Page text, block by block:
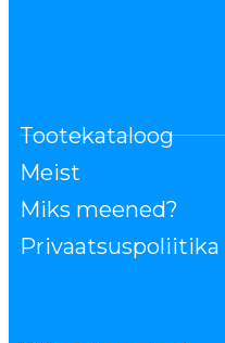
Tootekataloog
Meist
Miks meened?
Privaatsuspoliitika